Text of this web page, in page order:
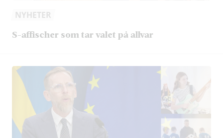
NYHETER
S-affischer som tar valet på allvar